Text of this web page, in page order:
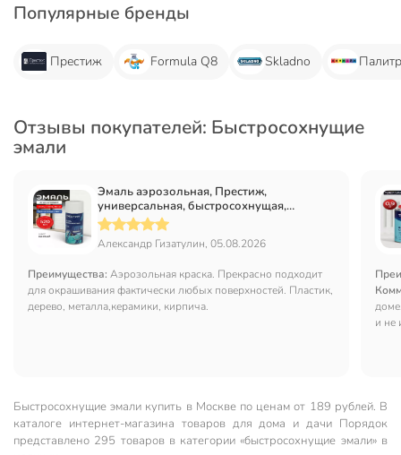
Популярные бренды
Престиж Formula Q8 Skladno
Отзывы покупателей: Быстросохнущие
эмали
Эмаль аэрозольная, Престиж,
универсальная, быстросохнущая,
акриловая, полуглянцевая, белая, 520 мл
Александр Гизатулин, 05.08.2026
Преимущества: Аэрозольная краска. Прекрасно подходит
для окрашивания фактически любых поверхностей. Пластик,
дерево, металла,керамики, кирпича.
и не
Быстросохнущие эмали купить в Москве по ценам от 189 рублей. В
каталоге интернет-магазина товаров для дома и дачи Порядок
представлено 295 товаров в категории «быстросохнущие эмали» в